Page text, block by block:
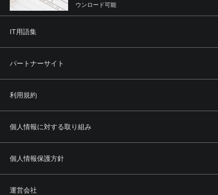
ウンロード可能
IT用語集
パートナーサイト
利用規約
個人情報に対する取り組み
個人情報保護方針
運営会社